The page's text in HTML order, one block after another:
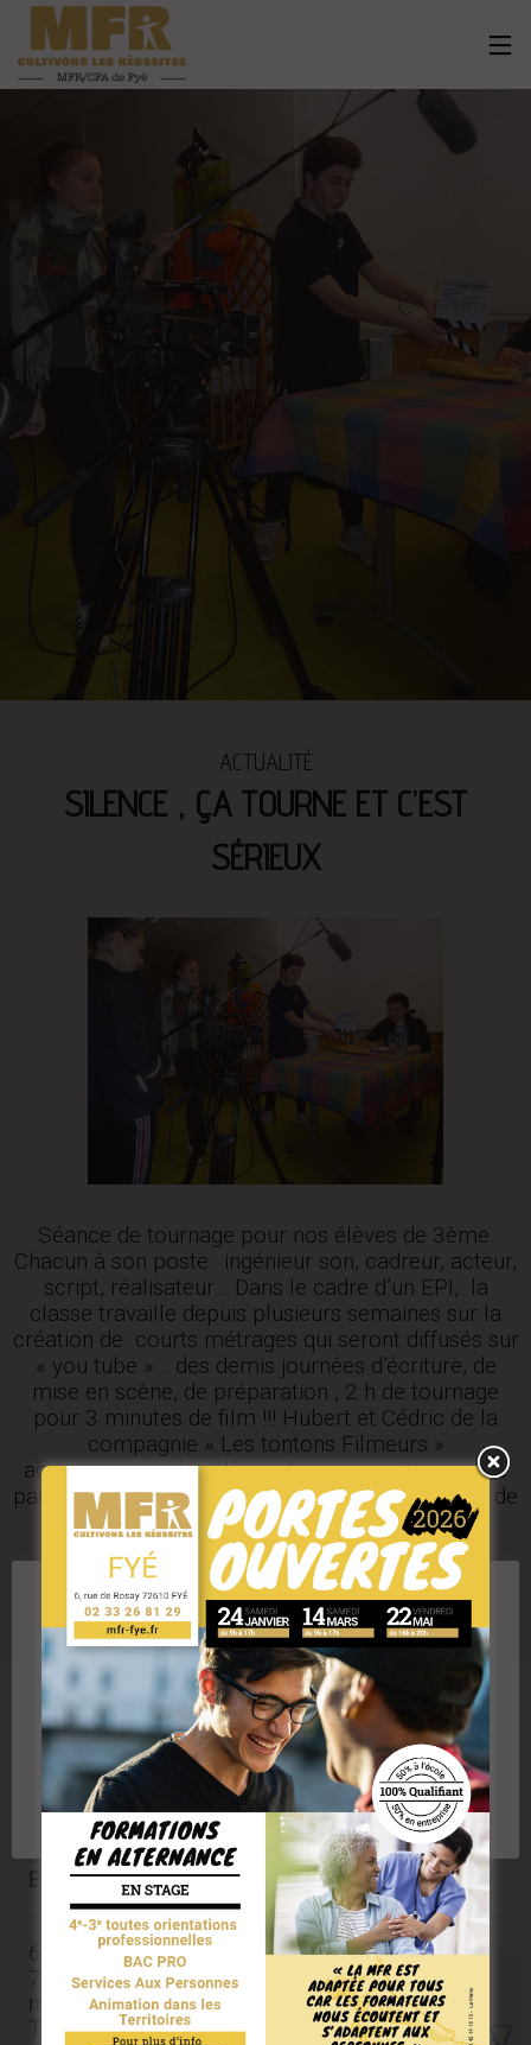
ACTUALITÉ
SILENCE , ÇA TOURNE ET C’EST
SÉRIEUX
Séance de tournage pour nos élèves de 3ème.
Chacun à son poste : ingénieur son, cadreur, acteur,
script, réalisateur… Dans le cadre d’un EPI, la
classe travaille depuis plusieurs semaines sur la
création de courts métrages qui seront diffusés sur
« you tube »… des demis journées d’écriture, de
mise en scène, de préparation , 2 h de tournage
pour 3 minutes de film !!! Hubert et Cédric de la
compagnie » Les tontons Filmeurs »
accompagnent les élèves dans ce projet… pas de
pauses pour nos apprentis cinéastes , beaucoup de
motivation.
Plusieurs petits courts métrages vous seront
présentés en Avril en attendant …Attention…
Silence. Moteur. ACTION!!!
Maison Familiale Rurale de FYÉ
Etablissement Privé sous Contrat .
6, rue de Rosay
72610 FYÉ
mfr.fye@mfr.asso.fr
Tél : 02 33 26 81 29
RESPECT DE VOTRE VIE PRIVÉE
Nous utilisons des cookies pour améliorer l'expérience
des utilisateurs du site et analyser le trafic. En cliquant
sur "Accepter" vous acceptez l'utilisation des cookies
ou technologies similaires, y compris de partenaires
de la MFR de FyéPlus d'informations sur les cookies en cliquant ici
Accepter les cookies Rejeter les cookies
Réglages des cookies